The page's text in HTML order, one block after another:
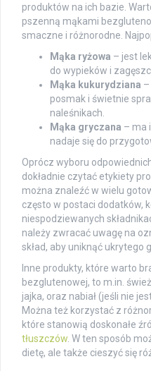
produktów na ich bazie.
pszenną mąkami
smaczne i różnorodne.
Mąka ryżowa – jest
do wypieków i
Mąka kukurydziana
posmak i świetnie
naleśnikach.
Mąka gryczana – ma
nadaje się do
Oprócz wyboru
dokładnie czytać etykiety
można znaleźć w wielu
często w postaci dodatków,
niespodziewanych
należy zwracać uwagę na
skład, aby uniknąć ukrytego
Inne produkty, które warto
bezglutenowej, to m.in.
jajka, oraz nabiał (jeśli nie
Można też korzystać z
które stanowią doskonałe
tłuszczów . W ten sposób
dietę, ale także cieszyć się